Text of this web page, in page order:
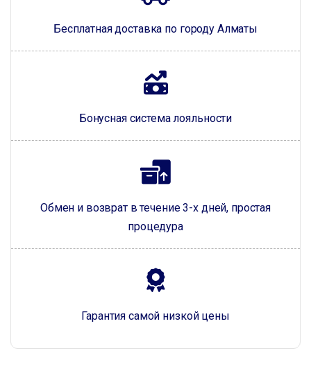
Бесплатная доставка по городу Алматы
Бонусная система лояльности
Обмен и возврат в течение 3-х дней, простая
процедура
Гарантия самой низкой цены